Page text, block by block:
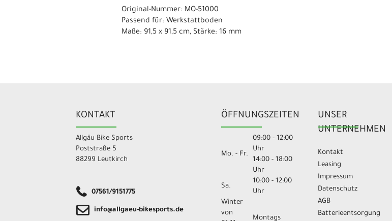
Original-Nummer: MO-51000
Passend für: Werkstattboden
Maße: 91,5 x 91,5 cm, Stärke: 16 mm
KONTAKT
Allgäu Bike Sports
Poststraße 5
88299 Leutkirch
07561/9151775
info@allgaeu-bikesports.de
ÖFFNUNGSZEITEN
Mo. - Fr.
09:00 - 12:00
Uhr
14:00 - 18:00
Uhr
Sa.
10:00 - 12:00
Uhr
Winter
von
Montags
UNSER
UNTERNEHMEN
Kontakt
Leasing
Impressum
Datenschutz
AGB
Batterieentsorgung